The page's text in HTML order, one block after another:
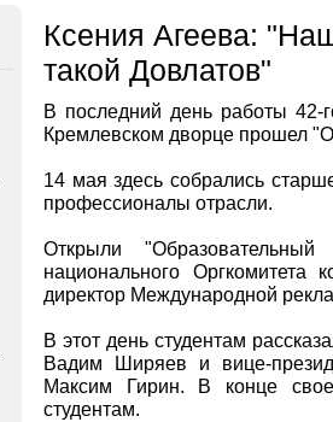
Ксения Агеева:
такой Довлатов"
В последний день работы 42-
Кремлевском дворце прошел
14 мая здесь собрались
профессионалы отрасли.
Открыли
национального
директор Международной
В этот день студентам
Вадим Ширяев и вице-
Максим Гирин. В конце
студентам.